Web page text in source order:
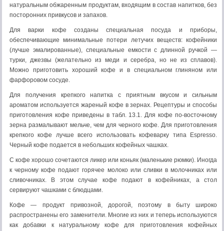
натуральным обжаренным продуктам, входящим в состав напитков, без
посторонних привкусов и запахов.
Для варки кофе созданы специальная посуда и приборы,
обеспечивающие минимальные потери летучих веществ: кофейники
(лучше эмалированные), специальные емкости с длинной ручкой —
турки, джезвы (желательно из меди и серебра, но не из сплавов).
Можно приготовить хороший кофе и в специальном глиняном или
фарфоровом сосуде.
Для получения крепкого напитка с приятным вкусом и сильным
ароматом используется жареный кофе в зернах. Рецептуры и способы
приготовления кофе приведены в табл. 13.1. Для кофе по-восточному
зерна размалывают мельче, чем для черного кофе. Для приготовления
крепкого кофе лучше всего использовать кофеварку типа Espresso.
Черный кофе подается в небольших кофейных чашках.
С кофе хорошо сочетаются ликер или коньяк (маленькие рюмки). Иногда
к черному кофе подают горячее молоко или сливки в молочниках или
сливочниках. В этом случае кофе подают в кофейниках, а стол
сервируют чашками с блюдцами.
Кофе — продукт привозной, дорогой, поэтому в быту широко
распространены его заменители. Многие из них и теперь используются
как добавки к натуральному кофе для приготовления кофейных